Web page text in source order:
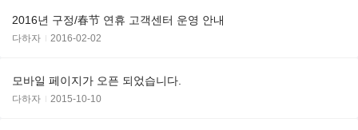
2016년 구정/春节 연휴 고객센터 운영 안내
다하자 2016-02-02
모바일 페이지가 오픈 되었습니다.
다하자 2015-10-10